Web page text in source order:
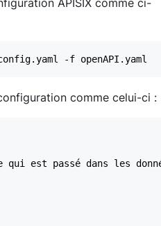
comme celui-ci :